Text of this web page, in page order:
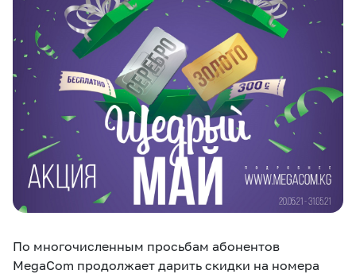
eSIM M2M
Услуги
Все услуги Развлечения Соц.сети
Звонки и SMS Подбор номера Доставка SIM
Компания
Сервисы
По многочисленным просьбам абонентов
MegaCom продолжает дарить скидки на номера